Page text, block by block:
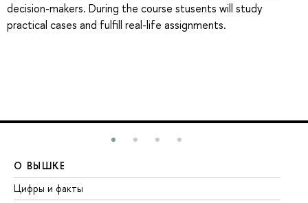
decision-makers. During the course stusents will study
practical cases and fulfill real-life assignments.
О ВЫШКЕ
Цифры и факты